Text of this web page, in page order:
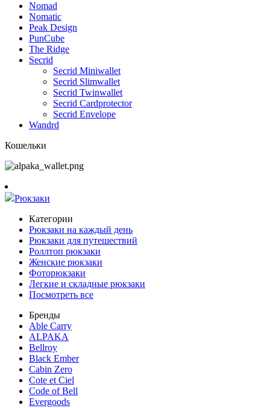
Nomad
Nomatic
Peak Design
PunCube
The Ridge
Secrid
Secrid Miniwallet
Secrid Slimwallet
Secrid Twinwallet
Secrid Cardprotector
Secrid Envelope
Wandrd
Кошельки
Рюкзаки
Категории
Рюкзаки на каждый день
Рюкзаки для путешествий
Роллтоп рюкзаки
Женские рюкзаки
Фоторюкзаки
Легкие и складные рюкзаки
Посмотреть все
Бренды
Able Carry
ALPAKA
Bellroy
Black Ember
Cabin Zero
Cote et Ciel
Code of Bell
Evergoods